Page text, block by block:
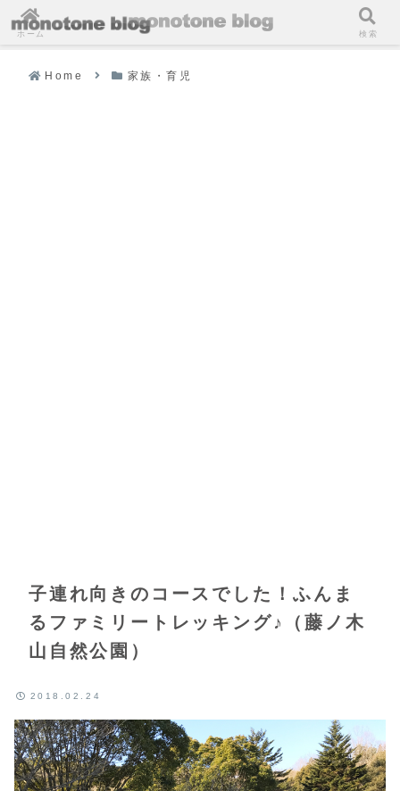
Home 家族・育児
子連れ向きのコースでした！ふんま
るファミリートレッキング♪（藤ノ木
山自然公園）
2018.02.24
ホーム 検索